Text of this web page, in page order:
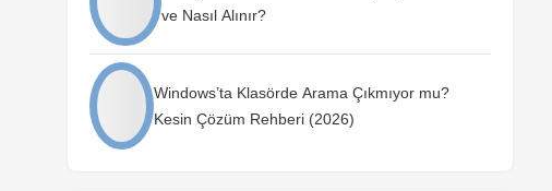
ve Nasıl Alınır?
Windows’ta Klasörde Arama Çıkmıyor mu?
Kesin Çözüm Rehberi (2026)